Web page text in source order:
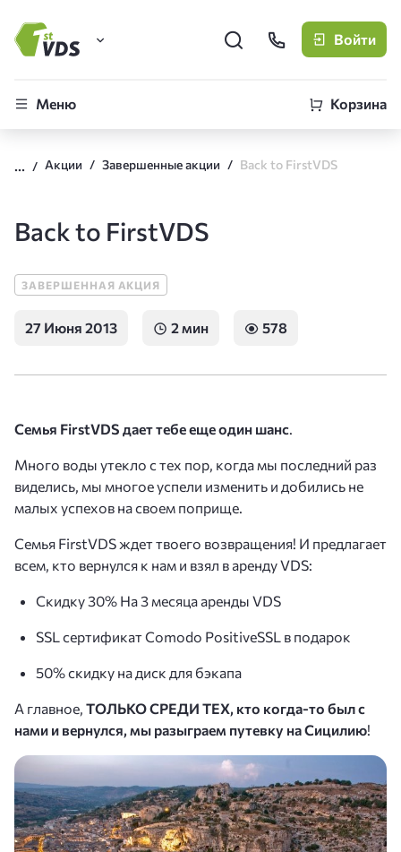
FirstVDS (вы здесь)
CLO
Войти
Меню Корзина
Акции Завершенные акции Back to FirstVDS
Back to FirstVDS
ЗАВЕРШЕННАЯ АКЦИЯ
27 Июня 2013 2 мин 578
Семья FirstVDS дает тебе еще один шанс.
Много воды утекло с тех пор, когда мы последний раз
виделись, мы многое успели изменить и добились не
малых успехов на своем поприще.
Семья FirstVDS ждет твоего возвращения! И предлагает
всем, кто вернулся к нам и взял в аренду VDS:
Скидку 30% На 3 месяца аренды VDS
SSL сертификат Comodo PositiveSSL в подарок
50% скидку на диск для бэкапа
А главное, ТОЛЬКО СРЕДИ ТЕХ, кто когда-то был с
нами и вернулся, мы разыграем путевку на Сицилию!